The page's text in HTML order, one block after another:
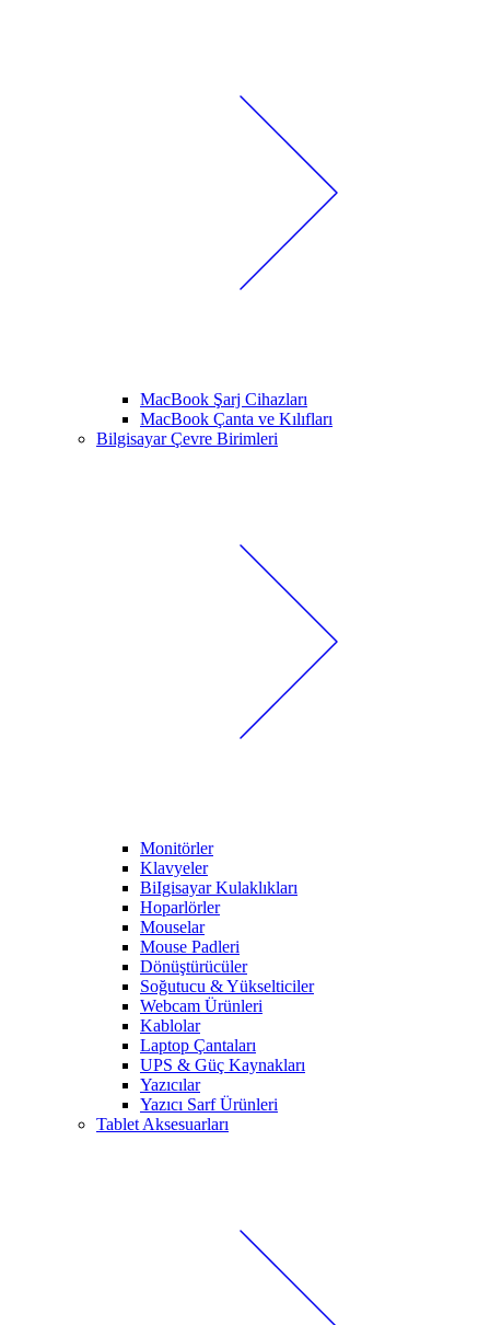
MacBook Şarj Cihazları
MacBook Çanta ve Kılıfları
Bilgisayar Çevre Birimleri
Monitörler
Klavyeler
BiIgisayar Kulaklıkları
Hoparlörler
Mouselar
Mouse Padleri
Dönüştürücüler
Soğutucu & Yükselticiler
Webcam Ürünleri
Kablolar
Laptop Çantaları
UPS & Güç Kaynakları
Yazıcılar
Yazıcı Sarf Ürünleri
Tablet Aksesuarları